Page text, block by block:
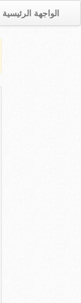
الواجهة الرئيسية